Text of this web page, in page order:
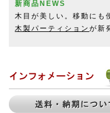
新商品NEWS
木目が美しい。移動にも
木製パーティション が新